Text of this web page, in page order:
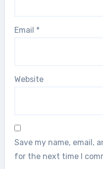
Email *
Website
Save my name, email,
for the next time I